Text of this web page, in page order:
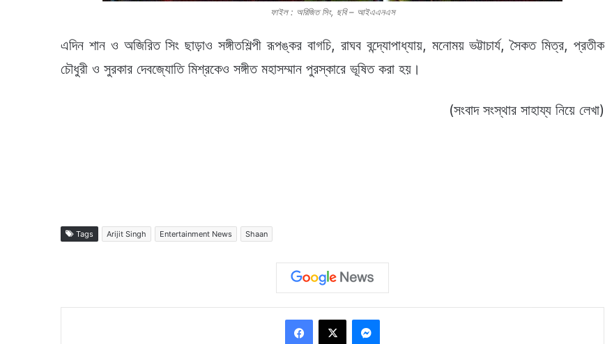
ফাইল : অরিজিত সিং, ছবি – আইএএনএস
এদিন শান ও অজিরিত সিং ছাড়াও সঙ্গীতশিল্পী রূপঙ্কর বাগচি, রাঘব বন্দ্যোপাধ্যায়, মনোময় ভট্টাচার্য, সৈকত মিত্র, প্রতীক
চৌধুরী ও সুরকার দেবজ্যোতি মিশ্রকেও সঙ্গীত মহাসম্মান পুরস্কারে ভূষিত করা হয়।
(সংবাদ সংস্থার সাহায্য নিয়ে লেখা)
Tags Arijit Singh Entertainment News Shaan